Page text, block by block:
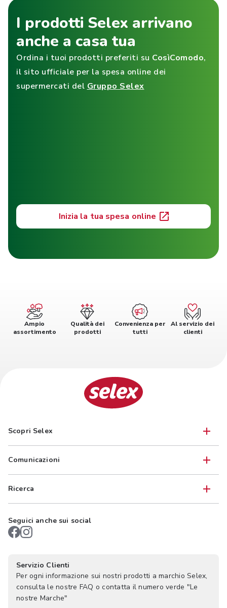
I prodotti Selex arrivano
anche a casa tua
Ordina i tuoi prodotti preferiti su CosìComodo,
il sito ufficiale per la spesa online dei
supermercati del Gruppo Selex
Inizia la tua spesa online
Ampio
assortimento
Qualità dei
prodotti
Convenienza per
tutti
Al servizio dei
clienti
Scopri Selex
Comunicazioni
Ricerca
Seguici anche sui social
Servizio Clienti
Per ogni informazione sui nostri prodotti a marchio Selex,
consulta le nostre FAQ o contatta il numero verde "Le
nostre Marche"